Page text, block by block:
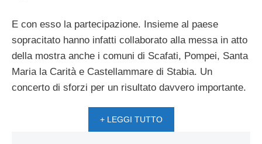
E con esso la partecipazione. Insieme al paese
sopracitato hanno infatti collaborato alla messa in atto
della mostra anche i comuni di Scafati, Pompei, Santa
Maria la Carità e Castellammare di Stabia. Un
concerto di sforzi per un risultato davvero importante.
+ LEGGI TUTTO